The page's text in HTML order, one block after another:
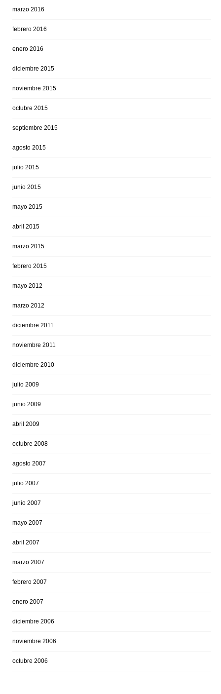
marzo 2016
febrero 2016
enero 2016
diciembre 2015
noviembre 2015
octubre 2015
septiembre 2015
agosto 2015
julio 2015
junio 2015
mayo 2015
abril 2015
marzo 2015
febrero 2015
mayo 2012
marzo 2012
diciembre 2011
noviembre 2011
diciembre 2010
julio 2009
junio 2009
abril 2009
octubre 2008
agosto 2007
julio 2007
junio 2007
mayo 2007
abril 2007
marzo 2007
febrero 2007
enero 2007
diciembre 2006
noviembre 2006
octubre 2006